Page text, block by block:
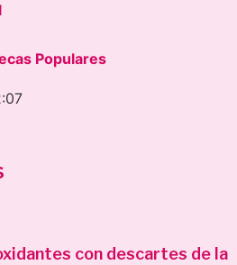
Populares
con descartes de la